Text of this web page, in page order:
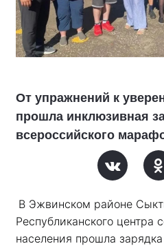
От упражнений к
прошла инклюзивная
всероссийского
В Эжвинском районе
Республиканского центра
населения прошла